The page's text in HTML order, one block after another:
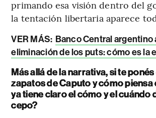
primando esa visión dentro del
la tentación libertaria aparece
VER MÁS: Banco Central argentino
eliminación de los puts: cómo es la
Más allá de la narrativa, si te
zapatos de Caputo y cómo piensa
ya tiene claro el cómo y el cuándo
cepo?